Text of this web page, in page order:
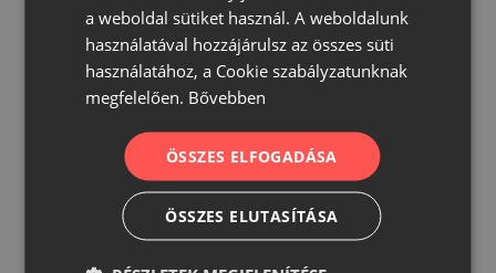
500
a weboldal sütiket használ. A weboldalunk
használatával hozzájárulsz az összes süti
használatához, a Cookie szabályzatunknak
megfelelően. Bővebben
ÖSSZES ELFOGADÁSA
ÖSSZES ELUTASÍTÁSA